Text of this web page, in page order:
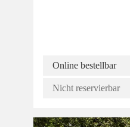
Online bestellbar
Nicht reservierbar